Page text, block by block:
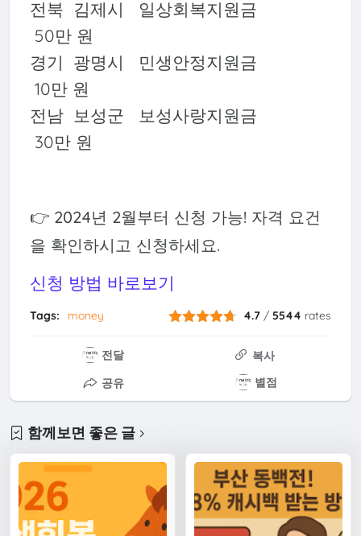
전북 김제시 일상회복지원금
50만 원
경기 광명시 민생안정지원금
10만 원
전남 보성군 보성사랑지원금
30만 원
👉 2024년 2월부터 신청 가능! 자격 요건
을 확인하시고 신청하세요.
신청 방법 바로보기
Tags: money 4.7 /5544 rates
전달
복사
공유
별점
함께보면 좋은 글